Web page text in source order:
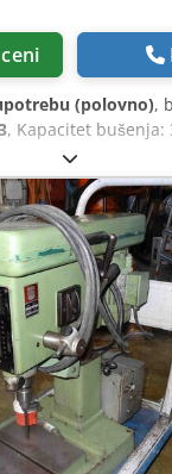
(polovno),
, Kapacitet bušenja:
6300 i 9000 rpm
prostora: 470 x 250
Težina: 39 kg